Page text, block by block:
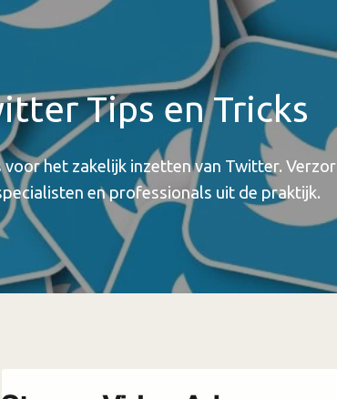
Tips en Tricks
voor het zakelijk inzetten van Twitter.
en professionals uit de praktijk.